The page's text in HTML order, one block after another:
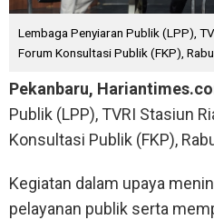
Lembaga Penyiaran Publik (LPP),
Forum Konsultasi Publik (FKP),
Pekanbaru,
Publik (LPP), TVRI Stasiun
Konsultasi Publik (FKP),
Kegiatan dalam upaya
pelayanan publik serta